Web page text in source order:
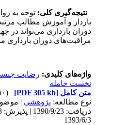
نتیجه‌گیری کلی:توجه به
باردار و آموزش مطالب
دوران بارداری می‌تواند در جهت
مراقبت‌های دوران بارداری
واژه‌های کلیدی:رضایت جنسی
نخست حامله
متن کامل[PDF 305 kb]
نوع مطالعه:پژوهشي| موضوع
1393/6/3